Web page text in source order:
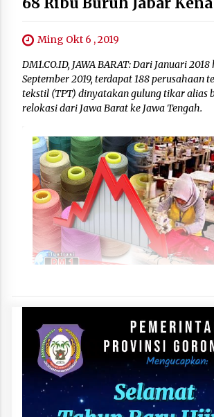
Ming Okt 6 , 2019
DM1.CO.ID, JAWA BARAT: Dari Januari
September 2019, terdapat 188 perusahaan
tekstil (TPT) dinyatakan gulung tikar alias
relokasi dari Jawa Barat ke Jawa Tengah.